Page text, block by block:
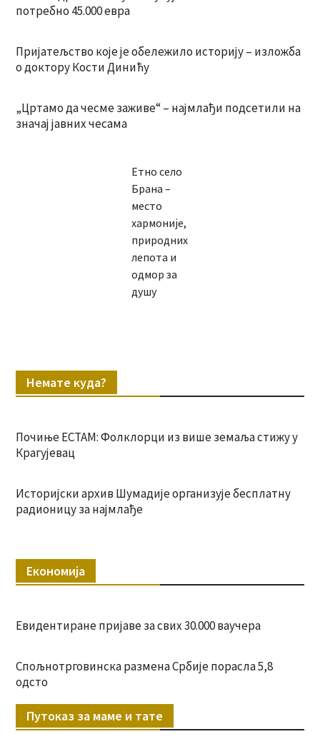
потребно 45.000 евра
Пријатељство које је обележило историју – изложба
о доктору Кости Динићу
„Цртамо да чесме заживе“ – најмлађи подсетили на
значај јавних чесама
Етно село
Брана –
место
хармоније,
природних
лепота и
одмор за
душу
Немате куда?
Почиње ЕСТАМ: Фолклорци из више земаља стижу у
Крагујевац
Историјски архив Шумадије организује бесплатну
радионицу за најмлађе
Економија
Евидентиране пријаве за свих 30.000 ваучера
Спољнотрговинска размена Србије порасла 5,8
одсто
Путоказ за маме и тате